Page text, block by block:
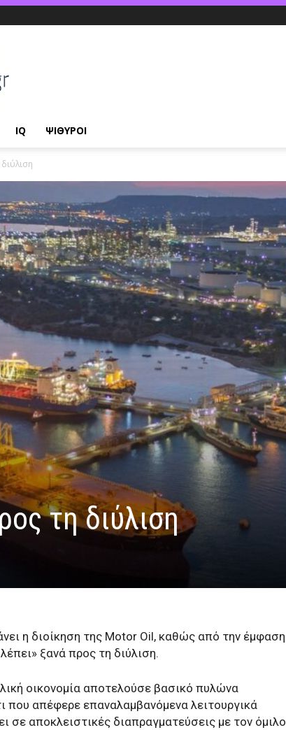
IQ ΨΙΘΥΡΟΙ
τη διύλιση
η διοίκηση της Motor Oil, καθώς από την έμφαση
ξανά προς τη διύλιση.
οικονομία αποτελούσε βασικό πυλώνα
που απέφερε επαναλαμβανόμενα λειτουργικά
σε αποκλειστικές διαπραγματεύσεις με τον όμιλο